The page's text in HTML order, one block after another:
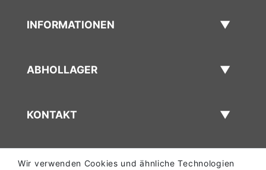
INFORMATIONEN
ABHOLLAGER
KONTAKT
Wir verwenden Cookies und ähnliche Technologien